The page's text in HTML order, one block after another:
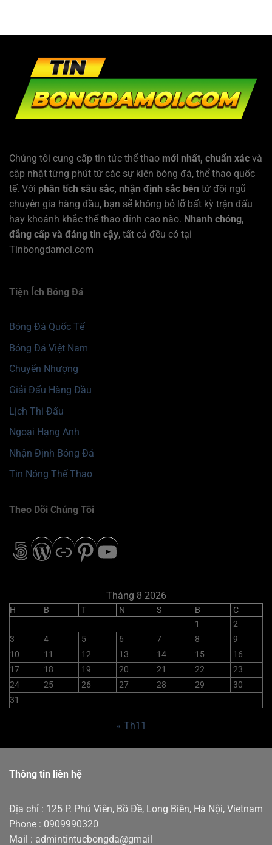
Chúng tôi cung cấp tin tức thể thao mới nhất, chuẩn xác và
cập nhật từng phút từ các sự kiện bóng đá, thể thao quốc
tế. Với phân tích sâu sắc, nhận định sắc bén từ đội ngũ
chuyên gia hàng đầu, bạn sẽ không bỏ lỡ bất kỳ trận đấu
hay khoảnh khắc thể thao đỉnh cao nào. Nhanh chóng,
đẳng cấp và đáng tin cậy, tất cả đều có tại
Tinbongdamoi.com
Tiện Ích Bóng Đá
Bóng Đá Quốc Tế
Bóng Đá Việt Nam
Chuyển Nhượng
Giải Đấu Hàng Đầu
Lịch Thi Đấu
Ngoại Hạng Anh
Nhận Định Bóng Đá
Tin Nóng Thể Thao
Theo Dõi Chúng Tôi
500px
WordPress
Liên kếtPinterest
Youtube
Tháng 8 2026
H B T N S B
C
1
2
3
4 5 6 7 8
9
10
11 12 13 14 15
16
17
18 19 20 21 22
23
24
25 26 27 28 29
30
31
« Th11
Thông tin liên hệ
Địa chỉ : 125 P. Phú Viên, Bồ Đề, Long Biên, Hà Nội, Vietnam
Phone : 0909990320
Mail : admintintucbongda@gmail